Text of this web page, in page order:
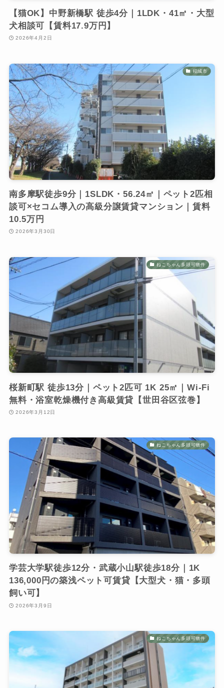
【猫OK】中野新橋駅 徒歩4分｜1LDK・41㎡・大型
犬相談可【賃料17.9万円】
2026年4月2日
稲城市
南多摩駅徒歩9分｜1SLDK・56.24㎡｜ペット2匹相
談可×セコム導入の高級分譲賃貸マンション｜賃料
10.5万円
2026年3月30日
ねこちゃん多頭可物件
桜新町駅 徒歩13分｜ペット2匹可 1K 25㎡｜Wi-Fi
無料・浴室乾燥機付き高級賃貸【世田谷区弦巻】
2026年3月12日
ねこちゃん多頭可物件
学芸大学駅徒歩12分・武蔵小山駅徒歩18分｜1K
136,000円の築浅ペット可賃貸【大型犬・猫・多頭
飼い可】
2026年3月9日
ねこちゃん多頭可物件